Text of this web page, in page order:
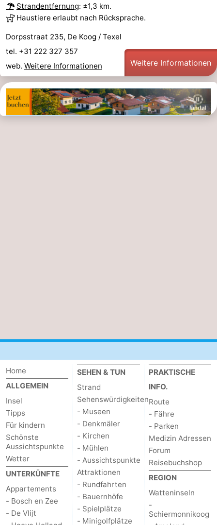
Strandentfernung: ±1,3 km.
Haustiere erlaubt nach Rücksprache.
Dorpsstraat 235, De Koog / Texel
tel. +31 222 327 357
web. Weitere Informationen Weitere Informationen
Home
ALLGEMEIN
Insel
Tipps
Für kindern
Schönste
Aussichtspunkte
Wetter
UNTERKÜNFTE
Appartements
- Bosch en Zee
- De Vlijt
SEHEN & TUN
Strand
Sehenswürdigkeiten
- Museen
- Denkmäler
- Kirchen
- Mühlen
- Aussichtspunkte
Attraktionen
- Rundfahrten
- Bauernhöfe
- Spielplätze
- Minigolfplätze
PRAKTISCHE
INFO.
Route
- Fähre
- Parken
Medizin Adressen
Forum
Reisebuchshop
REGION
Watteninseln
-
Schiermonnikoog